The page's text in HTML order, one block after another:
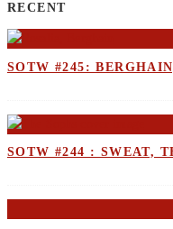
RECENT
SOTW #245:
SOTW #244 : SWEAT,